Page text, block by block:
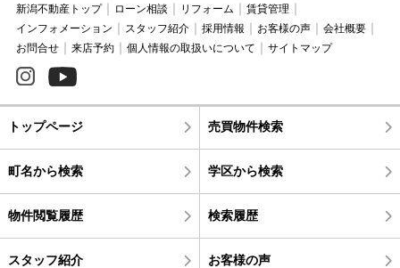
新潟不動産トップ ローン相談 リフォーム
賃貸管理
インフォメーション
スタッフ紹介 採用情報 お客様の声
会社概要
お問合せ
来店予約 個人情報の取扱いについて サイトマップ
トップページ 売買物件検索
町名から検索 学区から検索
物件閲覧履歴 検索履歴
スタッフ紹介 お客様の声